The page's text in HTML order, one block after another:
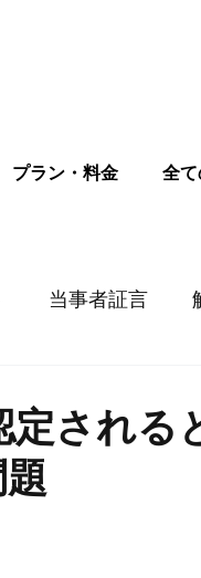
プラン・料金 全
当事者証言
定される